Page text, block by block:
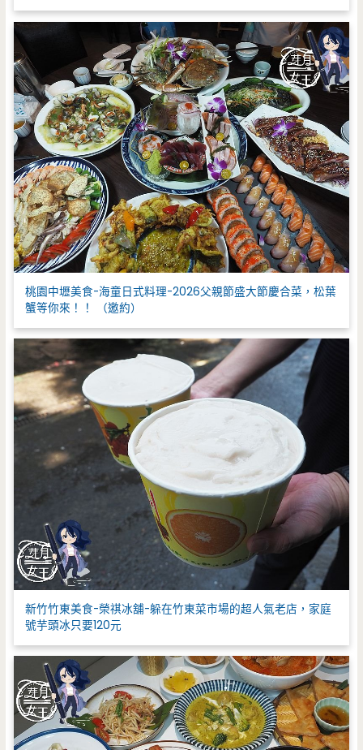
桃園中壢美食-海童日式料理-2026父親節盛大節慶合菜，松葉
蟹等你來！！ （邀約）
新竹竹東美食-榮祺冰舖-躲在竹東菜市場的超人氣老店，家庭
號芋頭冰只要120元